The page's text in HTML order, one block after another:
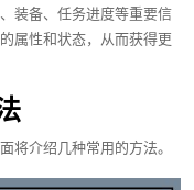
装备、任务进度等重要信
属性和状态，从而获得更
将介绍几种常用的方法。